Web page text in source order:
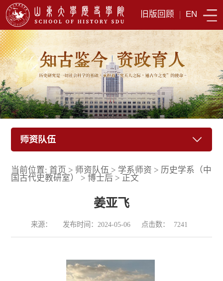
旧版回顾 | EN
师资队伍
当前位置: 首页 > 师资队伍 > 学系师资 > 历史学系（中
国古代史教研室）
>博士后 > 正文
姜亚飞
来源： 发布时间：2024-05-06 点击数： 7241